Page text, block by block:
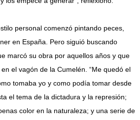
personal comenzó pintando peces,
en España. Pero siguió buscando
marcó su obra por aquellos años y que
el vagón de la Cumelén. “Me quedó el
tomaba yo y como podía tomar desde
el tema de la dictadura y la represión;
color en la naturaleza; y una serie de